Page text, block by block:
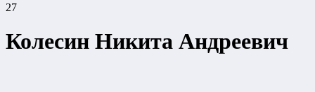
27
Колесин Никита Андреевич